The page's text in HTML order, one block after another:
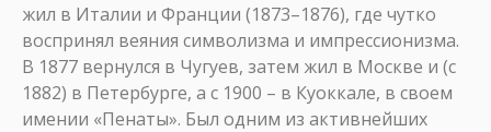
жил в Италии и Франции (1873–1876), где чутко
воспринял веяния символизма и импрессионизма.
В 1877 вернулся в Чугуев, затем жил в Москве и (с
1882) в Петербурге, а с 1900 – в Куоккале, в своем
имении «Пенаты». Был одним из активнейших